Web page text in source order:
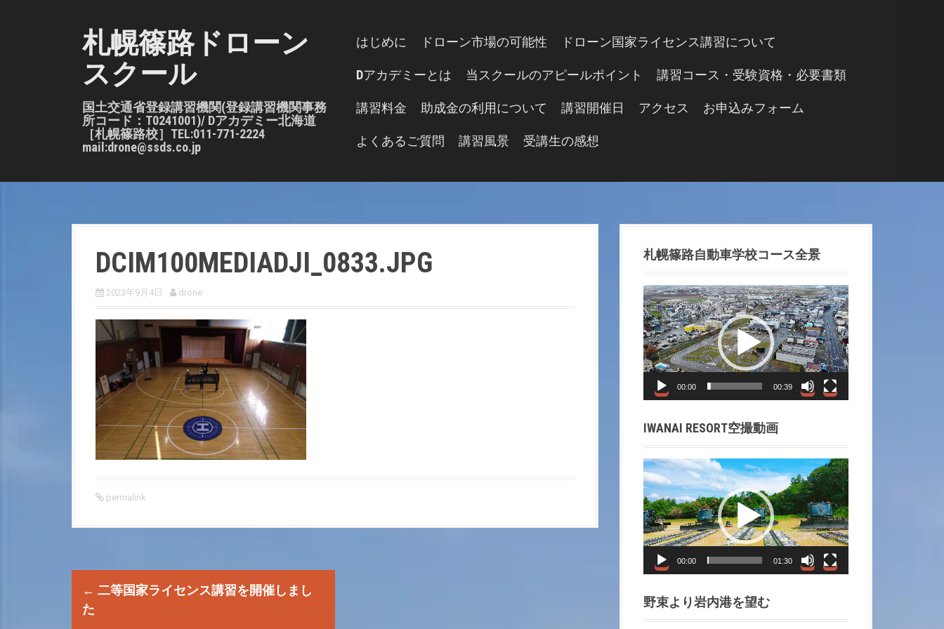
t
札幌篠路ドローン
スクール
国土交通省登録講習機関(登録講習機関事務
所コード：T0241001)/ Dアカデミー北海道
［札幌篠路校］TEL:011-771-2224
mail:drone@ssds.co.jp
はじめに ドローン市場の可能性 ドローン国家ライセンス講習について
Dアカデミーとは 当スクールのアピールポイント 講習コース・受験資格・必要書類
講習料金 助成金の利用について 講習開催日 アクセス お申込みフォーム
よくあるご質問 講習風景 受講生の感想
DCIM100MEDIADJI_0833.JPG
2023年9月4日 drone
permalink
P
o
← 二等国家ライセンス講習を開催しまし
た
札幌篠路自動車学校コース全景
動
画
プ
レ
ー
ヤ
00:00 00:39
IWANAI RESORT空撮動画
動
画
プ
レ
ー
ヤ
00:00 01:30
野束より岩内港を望む